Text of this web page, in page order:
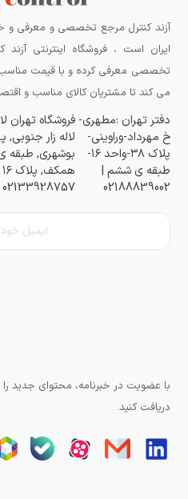
آزند کنترل مرجع تخصصی و معرفی و
ایران است ، فروشگاه اینترنتی
تخصصی معرفی کرده و با قیمت
می کند تا مشتریان کالای مناسب و
دفتر تهران :مطهری-
خ مهرداد-وراوینی-
پلاک ۳۸-واحد ۱۶-
طبقه ی ششم |
02188839002
فروشگاه تهران
لاله زار جنوبی,
بوشهری, طبقه
همکف, پلاک ۱۶ |
02133928757
با عضویت در خبرنامه، محتوای جدید
دریافت کنید.